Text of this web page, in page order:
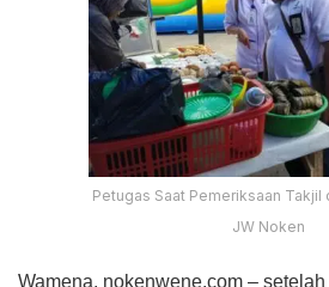
Petugas Saat Pemeriksaan Takjil
JW Noken
Wamena, nokenwene.com –